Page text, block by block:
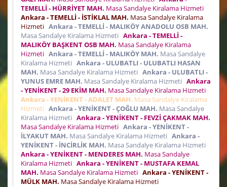
TEMELLİ - HÜRRİYET MAH. Masa Sandalye Kiralama Hizmeti
Ankara - TEMELLİ - İSTİKLAL MAH. Masa Sandalye Kiralama
Hizmeti Ankara - TEMELLİ - MALIKÖY ANADOLU OSB MAH.
Masa Sandalye Kiralama Hizmeti Ankara - TEMELLİ -
MALIKÖY BAŞKENT OSB MAH. Masa Sandalye Kiralama
Hizmeti Ankara - TEMELLİ - MALIKÖY MAH. Masa Sandalye
Kiralama Hizmeti Ankara - ULUBATLI - ULUBATLI HASAN
MAH. Masa Sandalye Kiralama Hizmeti Ankara - ULUBATLI -
YUNUS EMRE MAH. Masa Sandalye Kiralama Hizmeti Ankara
- YENİKENT - 29 EKİM MAH. Masa Sandalye Kiralama Hizmeti
Ankara - YENİKENT - ADALET MAH. Masa Sandalye Kiralama
Hizmeti Ankara - YENİKENT - ÇOĞLU MAH. Masa Sandalye
Kiralama Hizmeti Ankara - YENİKENT - FEVZİ ÇAKMAK MAH.
Masa Sandalye Kiralama Hizmeti Ankara - YENİKENT -
İLYAKUT MAH. Masa Sandalye Kiralama Hizmeti Ankara -
YENİKENT - İNCİRLİK MAH. Masa Sandalye Kiralama Hizmeti
Ankara - YENİKENT - MENDERES MAH. Masa Sandalye
Kiralama Hizmeti Ankara - YENİKENT - MUSTAFA KEMAL
MAH. Masa Sandalye Kiralama Hizmeti Ankara - YENİKENT -
MÜLK MAH. Masa Sandalye Kiralama Hizmeti